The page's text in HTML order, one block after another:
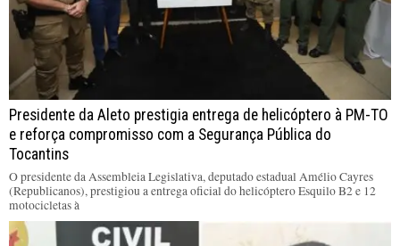
Presidente da Aleto prestigia entrega de helicóptero à PM-TO
e reforça compromisso com a Segurança Pública do
Tocantins
O presidente da Assembleia Legislativa, deputado estadual Amélio Cayres
(Republicanos), prestigiou a entrega oficial do helicóptero Esquilo B2 e 12
motocicletas à